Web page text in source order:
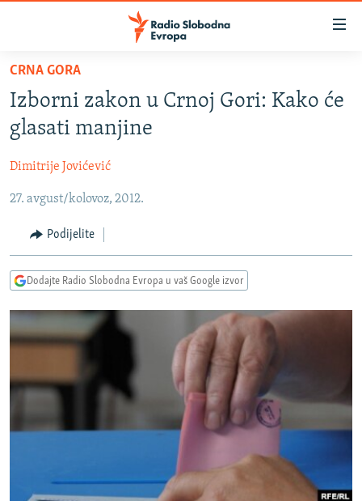
Pređite
glavni
sadržaj
Pređite
na
navigaciju
Pređite
pretragu
VIJESTI
BOSNA I HERCEGOVINA
SRBIJA
KOSOVO
CRNA GORA
VIZUELNO
FOTOGALERIJE
INFOGRAFIKE
PODCASTI
RAT U UKRAJINI
KINA NA BALKANU
RSE PRIČE IZ SVIJETA
ISPRIČAJ MI
SPECIJALI RSE
GENOCID U SREBRENICI
PRATITE NAS
CRNA GORA
Izborni zakon u Crnoj Gori: Kako će
glasati manjine
Dimitrije Jovićević
27. avgust/kolovoz, 2012.
Podijelite
Dodajte Radio Slobodna Evropa u vaš Google izvor